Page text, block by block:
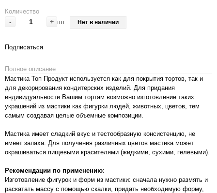
Количество
- + шт Нет в наличии
Подписаться
Полное описание
Мастика Топ Продукт используется как для покрытия тортов, так и
для декорирования кондитерских изделий. Для придания
индивидуальности Вашим тортам возможно изготовление таких
украшений из мастики как фигурки людей, животных, цветов, тем
самым создавая целые объемные композиции.
Мастика имеет сладкий вкус и тестообразную консистенцию, не
имеет запаха. Для получения различных цветов мастика может
окрашиваться пищевыми красителями (жидкими, сухими, гелевыми).
Рекомендации по применению:
Изготовление фигурок и форм из мастики: сначала нужно размять и
раскатать массу с помощью скалки, придать необходимую форму,